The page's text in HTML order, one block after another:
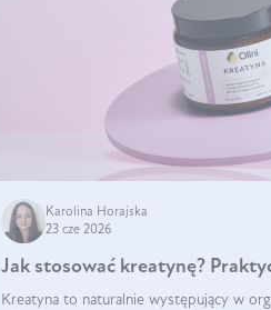
Karolina Horajska
23 cze 2026
Jak stosować kreatynę?
Kreatyna to naturalnie występujący w